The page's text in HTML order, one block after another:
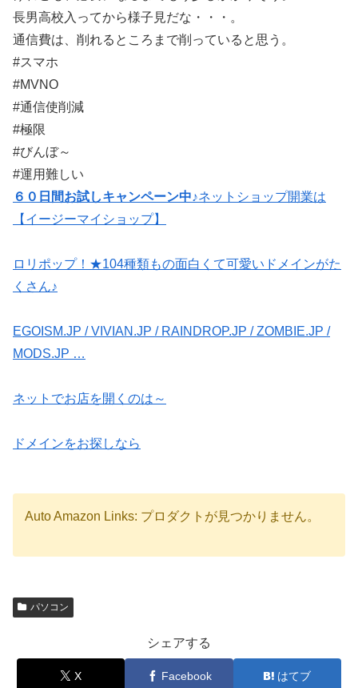
長男高校入ってから様子見だな・・・。
通信費は、削れるところまで削っていると思う。
#スマホ
#MVNO
#通信使削減
#極限
#びんぼ～
#運用難しい
６０日間お試しキャンペーン中♪ネットショップ開業は
【イージーマイショップ】
ロリポップ！★104種類もの面白くて可愛いドメインがた
くさん♪
EGOISM.JP / VIVIAN.JP / RAINDROP.JP / ZOMBIE.JP /
MODS.JP …
ネットでお店を開くのは～
ドメインをお探しなら
Auto Amazon Links: プロダクトが見つかりません。
パソコン
シェアする
X Facebook はてブ